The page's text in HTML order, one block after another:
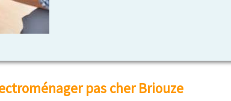
pas cher Briouze